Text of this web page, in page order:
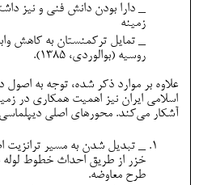
_ دارا بودن دانش فنی و نیز
زمینه
_ تمایل ترکمنستان به کاهش
روسیه (بوالوردی، 1385).
علاوه بر موارد ذکر شده، توجه به
اسلامی ایران نیز اهمیت همکاری در
آشکار می‌کند. محورهای اصلی
_ تبدیل شدن به مسیر ترانزیت
خزر از طریق احداث خطوط لوله
طرح معاوضه.